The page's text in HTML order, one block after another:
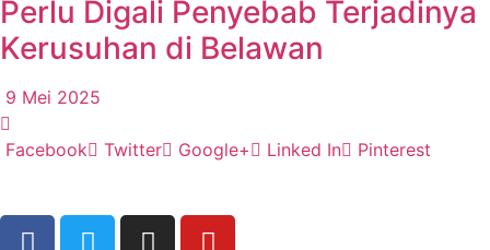
Perlu Digali Penyebab Terjadinya
Kerusuhan di Belawan
9 Mei 2025
Facebook Twitter Google+ Linked In Pinterest